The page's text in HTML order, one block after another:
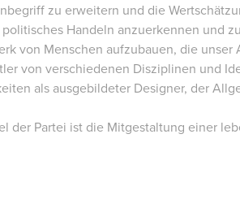
zu erweitern und die
Handeln anzuerkennen und
von Menschen aufzubauen, die
von verschiedenen Disziplinen und
als ausgebildeter Designer, der
der Partei ist die Mitgestaltung einer